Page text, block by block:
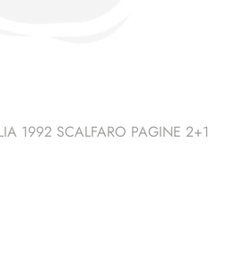
1992 SCALFARO PAGINE 2+1